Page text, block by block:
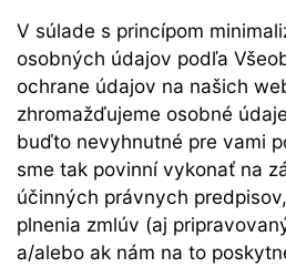
V súlade s princípom
osobných údajov podľa
ochrane údajov na našich
zhromažďujeme osobné
buďto nevyhnutné pre vami
sme tak povinní vykonať na
účinných právnych
plnenia zmlúv (aj
a/alebo ak nám na to